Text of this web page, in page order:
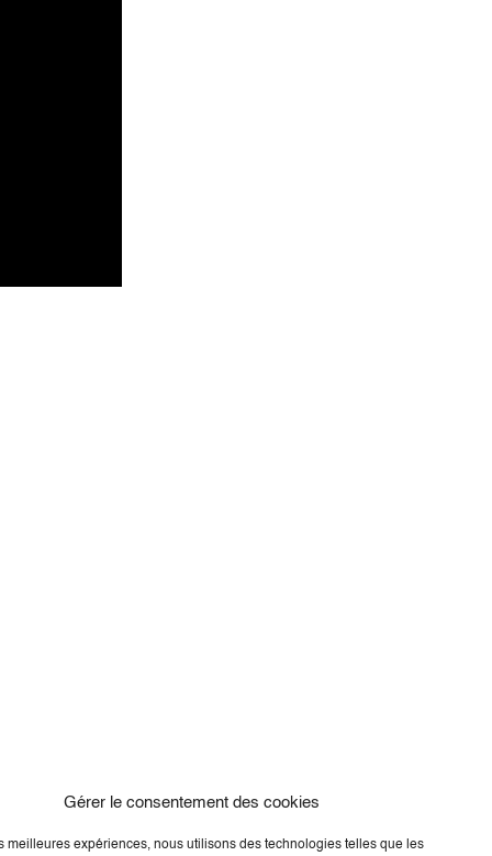
Gérer le consentement des cookies
meilleures expériences, nous utilisons des technologies telles que les